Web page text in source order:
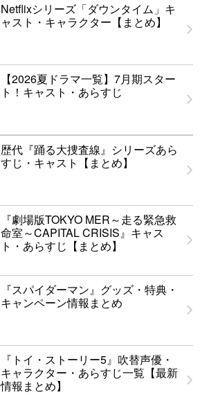
Netflixシリーズ「ダウンタイム」キ
ャスト・キャラクター【まとめ】
【2026夏ドラマ一覧】7月期スター
ト！キャスト・あらすじ
歴代『踊る大捜査線』シリーズあら
すじ・キャスト【まとめ】
『劇場版TOKYO MER～走る緊急救
命室～CAPITAL CRISIS』キャス
ト・あらすじ【まとめ】
『スパイダーマン』グッズ・特典・
キャンペーン情報まとめ
『トイ・ストーリー5』吹替声優・
キャラクター・あらすじ一覧【最新
情報まとめ】